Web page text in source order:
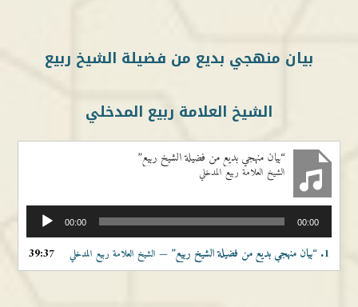
بيان منهجي بديع من فضيلة الشيخ ربيع
الشيخ العلامة ربيع المدخلي
“بيان منهجي بديع من فضيلة الشيخ ربيع”
الشيخ العلامة ربيع المدخلي
الصوت
00:00 00:00
1. “بيان منهجي بديع من فضيلة الشيخ ربيع” — الشيخ العلامة ربيع المدخلي 39:37